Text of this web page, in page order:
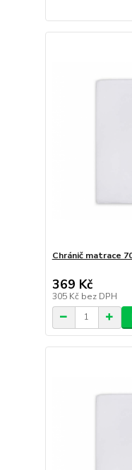
Chránič matrace
369 Kč
305 Kč bez DPH